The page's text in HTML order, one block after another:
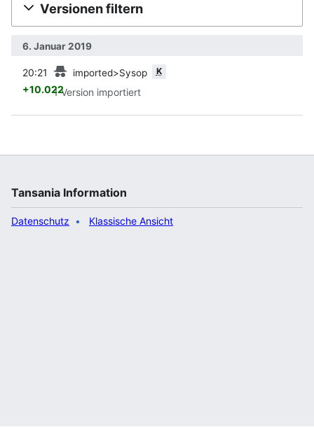
Versionen filtern
6. Januar 2019
20:21 imported>Sysop K
+10.0221 Version importiert
Tansania Information
Datenschutz Klassische Ansicht